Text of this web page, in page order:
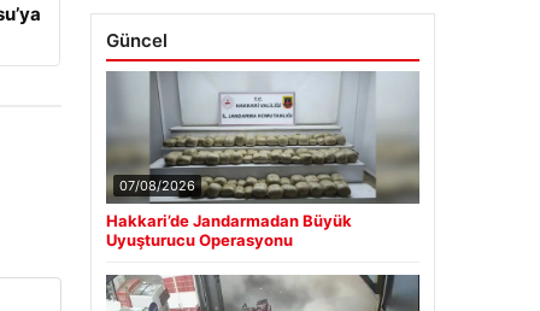
Güncel
07/08/2026
Hakkari’de Jandarmadan Büyük
Uyuşturucu Operasyonu